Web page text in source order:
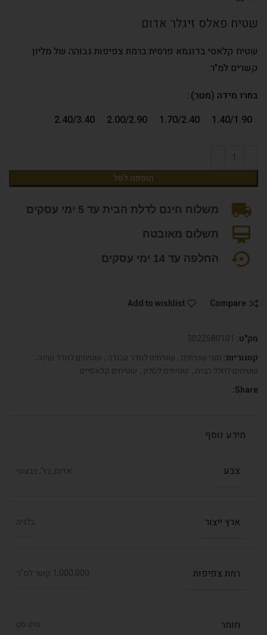
שטיח פאלס זיגלר אדום
שטיח קלאסי בדוגמא פרסית ברמת צפיפות גבוהה של מליון
קשרים למ"ר.
בחרו מידה (מטר)
1.40/1.90
1.70/2.40
2.00/2.90
2.40/3.40
הוספה לסל
משלוח חינם לדלת הבית עד 5 ימי עסקים
תשלום מאובטח
החלפה עד 14 ימי עסקים
Compare
Add to wishlist
מק"ט: 3022580101
קטגוריות: סוגי שטיחים, שטיחים לחדר עבודה, שטיחים לחדר שינה,
שטיחים לחלל הבית, שטיחים לסלון, שטיחים קלאסיים
Share:
מידע נוסף
צבע אדום, בז', צבעוני
ארץ ייצור בלגיה
רמת צפיפות 1,000,000 קשר למ"ר
חומר היט סט